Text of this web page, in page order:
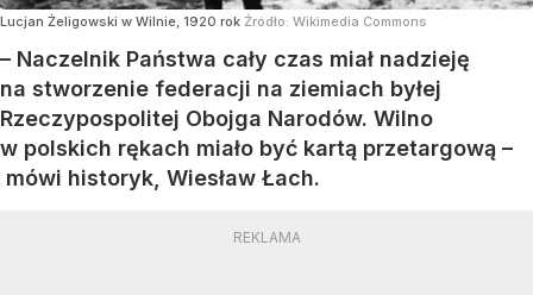
Lucjan Żeligowski w Wilnie, 1920 rok Źródło: Wikimedia Commons
– Naczelnik Państwa cały czas miał nadzieję
na stworzenie federacji na ziemiach byłej
Rzeczypospolitej Obojga Narodów. Wilno
w polskich rękach miało być kartą przetargową –
mówi historyk, Wiesław Łach.